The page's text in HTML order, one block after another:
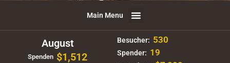
Main Menu
August
Spenden $1,512
Besucher: 530
Spender: 19